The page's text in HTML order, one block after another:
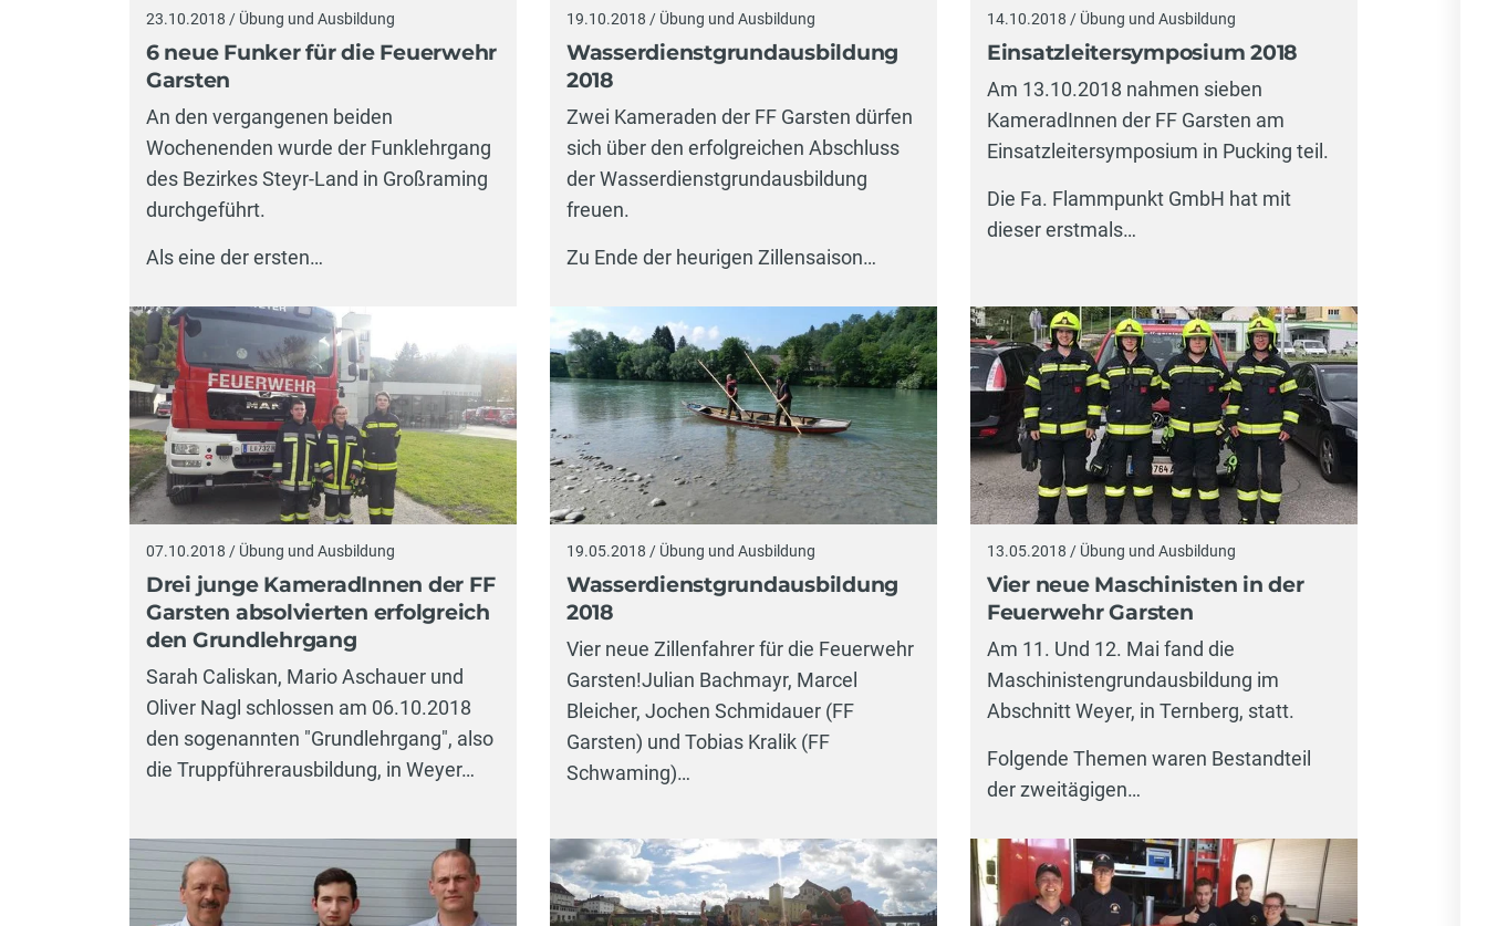
23.10.2018 / Übung und Ausbildung
6 neue Funker für die Feuerwehr
Garsten
An den vergangenen beiden
Wochenenden wurde der Funklehrgang
des Bezirkes Steyr-Land in Großraming
durchgeführt.
Als eine der ersten…
19.10.2018 / Übung und Ausbildung
Wasserdienstgrundausbildung
2018
Zwei Kameraden der FF Garsten dürfen
sich über den erfolgreichen Abschluss
der Wasserdienstgrundausbildung
freuen.
Zu Ende der heurigen Zillensaison…
14.10.2018 / Übung und Ausbildung
Einsatzleitersymposium 2018
Am 13.10.2018 nahmen sieben
KameradInnen der FF Garsten am
Einsatzleitersymposium in Pucking teil.
Die Fa. Flammpunkt GmbH hat mit
dieser erstmals…
07.10.2018 / Übung und Ausbildung
Drei junge KameradInnen der FF
Garsten absolvierten erfolgreich
den Grundlehrgang
Sarah Caliskan, Mario Aschauer und
Oliver Nagl schlossen am 06.10.2018
den sogenannten "Grundlehrgang", also
die Truppführerausbildung, in Weyer…
19.05.2018 / Übung und Ausbildung
Wasserdienstgrundausbildung
2018
Vier neue Zillenfahrer für die Feuerwehr
Garsten!Julian Bachmayr, Marcel
Bleicher, Jochen Schmidauer (FF
Garsten) und Tobias Kralik (FF
Schwaming)…
13.05.2018 / Übung und Ausbildung
Vier neue Maschinisten in der
Feuerwehr Garsten
Am 11. Und 12. Mai fand die
Maschinistengrundausbildung im
Abschnitt Weyer, in Ternberg, statt.
Folgende Themen waren Bestandteil
der zweitägigen…